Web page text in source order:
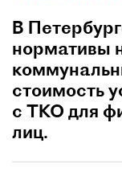
В
нормативы
стоимость
с ТКО для
лиц.